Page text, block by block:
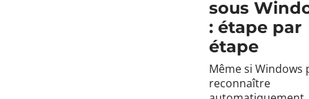
sous
: étape par
étape
Même si Windows
reconnaître